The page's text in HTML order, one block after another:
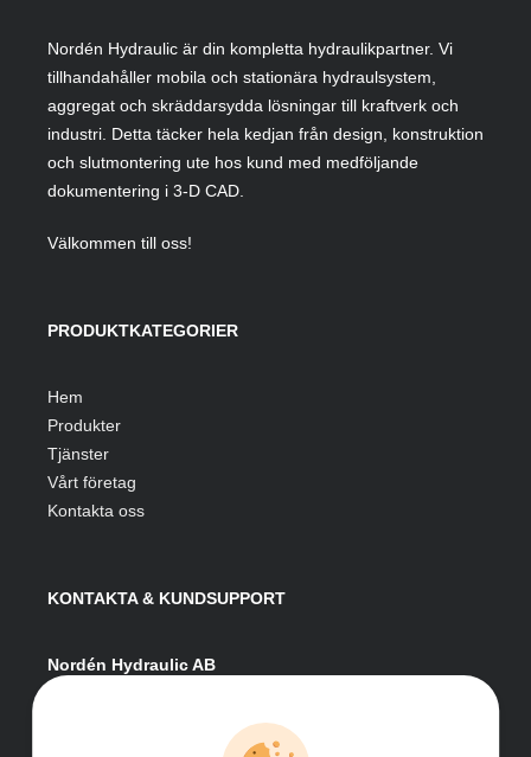
Nordén Hydraulic är din kompletta hydraulikpartner. Vi
tillhandahåller mobila och stationära hydraulsystem,
aggregat och skräddarsydda lösningar till kraftverk och
industri. Detta täcker hela kedjan från design, konstruktion
och slutmontering ute hos kund med medföljande
dokumentering i 3-D CAD.
Välkommen till oss!
PRODUKTKATEGORIER
Hem
Produkter
Tjänster
Vårt företag
Kontakta oss
KONTAKTA & KUNDSUPPORT
Nordén Hydraulic AB